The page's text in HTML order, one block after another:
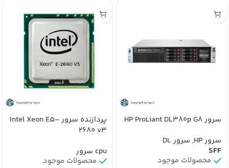
سرور HP ProLiant DL380p G8
سرور HP
, سرور DL
SFF
محصولات موجود
پردازنده سرور Intel Xeon E5-
2680 v3
cpu سرور
محصولات موجود